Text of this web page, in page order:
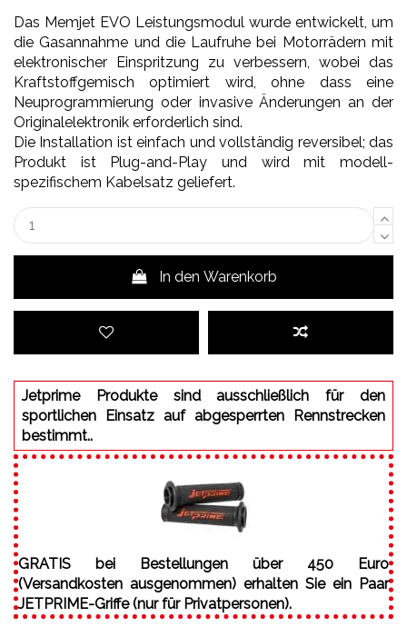
Das Memjet EVO Leistungsmodul wurde entwickelt, um
die Gasannahme und die Laufruhe bei Motorrädern mit
elektronischer Einspritzung zu verbessern, wobei das
Kraftstoffgemisch optimiert wird, ohne dass eine
Neuprogrammierung oder invasive Änderungen an der
Originalelektronik erforderlich sind.
Die Installation ist einfach und vollständig reversibel; das
Produkt ist Plug-and-Play und wird mit modell-
spezifischem Kabelsatz geliefert.
In den Warenkorb
Jetprime Produkte sind ausschließlich für den
sportlichen Einsatz auf abgesperrten Rennstrecken
bestimmt..
GRATIS bei Bestellungen über 450 Euro
(Versandkosten ausgenommen) erhalten Sie ein Paar
JETPRIME-Griffe (nur für Privatpersonen).